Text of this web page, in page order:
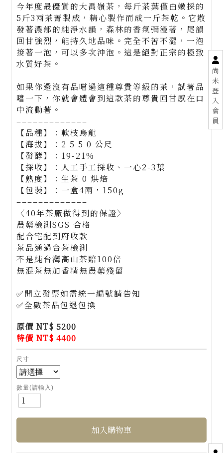
尚
未
登
入
會
員
今年度最優質的大禹嶺茶，每斤茶葉僅由嫩採的
5斤3兩茶菁製成，精心製作而成一斤茶乾。它散
發著濃郁的純淨水韻，森林的香氣彌漫著，尾韻
回甘強烈，能持久地品味。完全不苦不澀，一泡
接著一泡，可以多次沖泡。這是絕對正宗的極致
水質好茶。
如果你還沒有品嚐過這種尊貴等級的茶，試著品
嚐一下，你就會體會到這款茶的尊貴回甘感在口
中流動著。
–––––––––––––
【品種】：軟枝烏龍
【海拔】：2 5 5 0 公尺
【發酵】：19-21%
【採收】：人工手工採收、一心2-3葉
【熟度】：生茶 0 烘焙
【包裝】：一盒4兩，150g
–––––––––––––
〈40年茶廠做得到的保證〉
農藥檢測SGS 合格
配合宅配到府收款
茶品通過台茶檢測
不是純台灣高山茶賠100倍
無混茶無加香精無農藥殘留
✅開立發票如需統一編號請告知
✅全數茶品包退包換
原價 NT$ 5200
特價 NT$ 4400
尺寸
數量(請輸入)